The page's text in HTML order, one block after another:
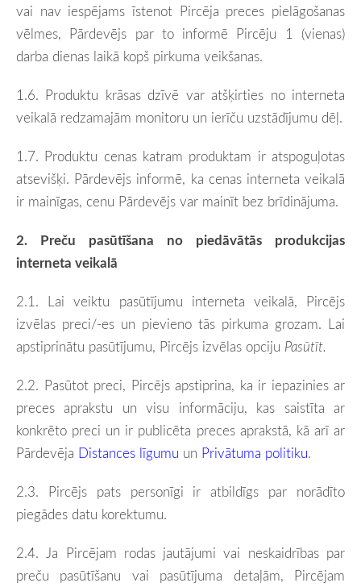
vai nav iespējams īstenot Pircēja preces pielāgošanas
vēlmes, Pārdevējs par to informē Pircēju 1 (vienas)
darba dienas laikā kopš pirkuma veikšanas.
1.6. Produktu krāsas dzīvē var atšķirties no interneta
veikalā redzamajām monitoru un ierīču uzstādījumu dēļ.
1.7. Produktu cenas katram produktam ir atspoguļotas
atsevišķi. Pārdevējs informē, ka cenas interneta veikalā
ir mainīgas, cenu Pārdevējs var mainīt bez brīdinājuma.
2. Preču pasūtīšana no piedāvātās produkcijas
interneta veikalā
2.1. Lai veiktu pasūtījumu interneta veikalā, Pircējs
izvēlas preci/-es un pievieno tās pirkuma grozam. Lai
apstiprinātu pasūtījumu, Pircējs izvēlas opciju Pasūtīt.
2.2. Pasūtot preci, Pircējs apstiprina, ka ir iepazinies ar
preces aprakstu un visu informāciju, kas saistīta ar
konkrēto preci un ir publicēta preces aprakstā, kā arī ar
Pārdevēja Distances līgumu un Privātuma politiku.
2.3. Pircējs pats personīgi ir atbildīgs par norādīto
piegādes datu korektumu.
2.4. Ja Pircējam rodas jautājumi vai neskaidrības par
preču pasūtīšanu vai pasūtījuma detaļām, Pircējam